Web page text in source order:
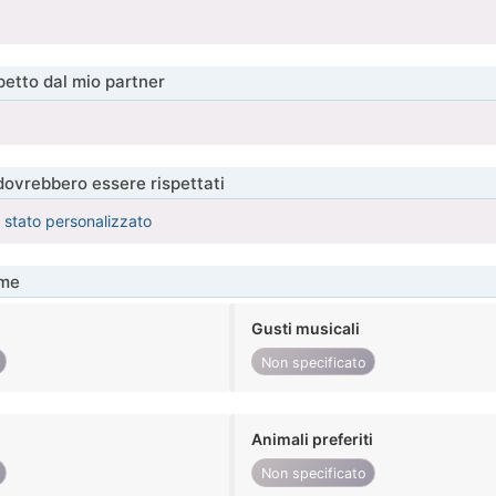
dal mio partner
essere rispettati
personalizzato
Gusti musicali
Non specificato
Animali preferiti
Non specificato